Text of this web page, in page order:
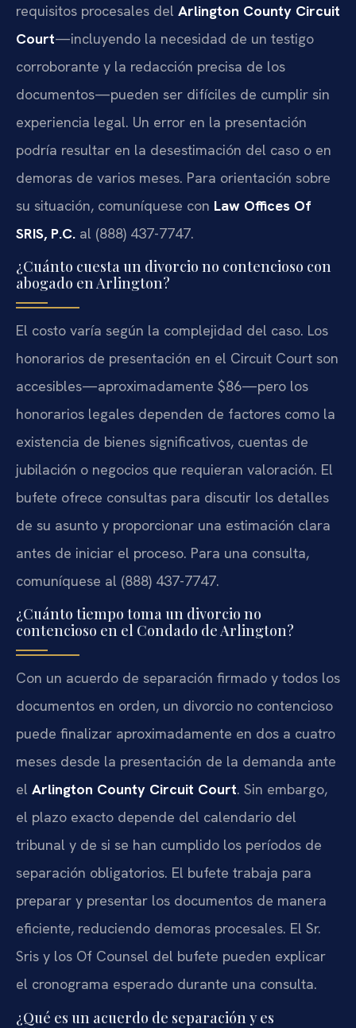
requisitos procesales del Arlington County Circuit
Court—incluyendo la necesidad de un testigo
corroborante y la redacción precisa de los
documentos—pueden ser difíciles de cumplir sin
experiencia legal. Un error en la presentación
podría resultar en la desestimación del caso o en
demoras de varios meses. Para orientación sobre
su situación, comuníquese con Law Offices Of
SRIS, P.C. al (888) 437-7747.
¿Cuánto cuesta un divorcio no contencioso con
abogado en Arlington?
El costo varía según la complejidad del caso. Los
honorarios de presentación en el Circuit Court son
accesibles—aproximadamente $86—pero los
honorarios legales dependen de factores como la
existencia de bienes significativos, cuentas de
jubilación o negocios que requieran valoración. El
bufete ofrece consultas para discutir los detalles
de su asunto y proporcionar una estimación clara
antes de iniciar el proceso. Para una consulta,
comuníquese al (888) 437-7747.
¿Cuánto tiempo toma un divorcio no
contencioso en el Condado de Arlington?
Con un acuerdo de separación firmado y todos los
documentos en orden, un divorcio no contencioso
puede finalizar aproximadamente en dos a cuatro
meses desde la presentación de la demanda ante
el Arlington County Circuit Court. Sin embargo,
el plazo exacto depende del calendario del
tribunal y de si se han cumplido los períodos de
separación obligatorios. El bufete trabaja para
preparar y presentar los documentos de manera
eficiente, reduciendo demoras procesales. El Sr.
Sris y los Of Counsel del bufete pueden explicar
el cronograma esperado durante una consulta.
¿Qué es un acuerdo de separación y es